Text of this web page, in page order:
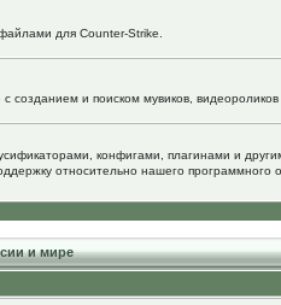
для Counter-Strike.
и поиском мувиков, видеороликов
конфигами, плагинами и
относительно нашего программного
и мире